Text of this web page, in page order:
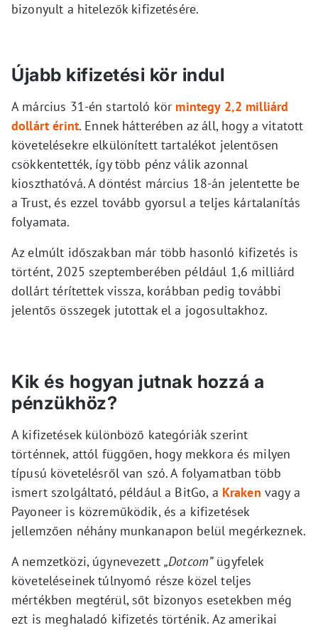
bizonyult a hitelezők kifizetésére.
Újabb kifizetési kör indul
A március 31-én startoló kör mintegy 2,2 milliárd
dollárt érint. Ennek hátterében az áll, hogy a vitatott
követelésekre elkülönített tartalékot jelentősen
csökkentették, így több pénz válik azonnal
kioszthatóvá. A döntést március 18-án jelentette be
a Trust, és ezzel tovább gyorsul a teljes kártalanítás
folyamata.
Az elmúlt időszakban már több hasonló kifizetés is
történt, 2025 szeptemberében például 1,6 milliárd
dollárt térítettek vissza, korábban pedig további
jelentős összegek jutottak el a jogosultakhoz.
Kik és hogyan jutnak hozzá a
pénzükhöz?
A kifizetések különböző kategóriák szerint
történnek, attól függően, hogy mekkora és milyen
típusú követelésről van szó. A folyamatban több
ismert szolgáltató, például a BitGo, a Kraken vagy a
Payoneer is közreműködik, és a kifizetések
jellemzően néhány munkanapon belül megérkeznek.
A nemzetközi, úgynevezett „Dotcom”ügyfelek
követeléseinek túlnyomó része közel teljes
mértékben megtérül, sőt bizonyos esetekben még
ezt is meghaladó kifizetés történik. Az amerikai